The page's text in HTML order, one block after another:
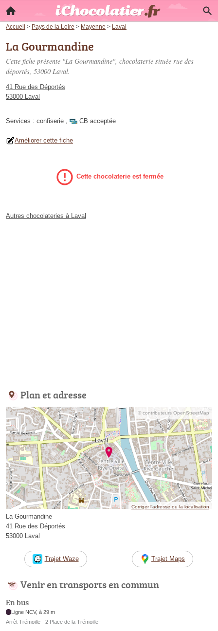
Accueil > Pays de la Loire > Mayenne > Laval
La Gourmandine
Cette fiche présente "La Gourmandine", chocolaterie située rue des
déportés, 53000 Laval.
41 Rue des Déportés
53000 Laval
Services : confiserie , CB acceptée
Améliorer cette fiche
Cette chocolaterie est fermée
Autres chocolateries à Laval
Plan et adresse
© contributeurs OpenStreetMap
Corriger l’adresse ou la localisation
La Gourmandine
41 Rue des Déportés
53000 Laval
Trajet Waze Trajet Maps
Venir en transports en commun
En bus
Ligne NCV, à 29 m
Arrêt Trémoille - 2 Place de la Trémoille